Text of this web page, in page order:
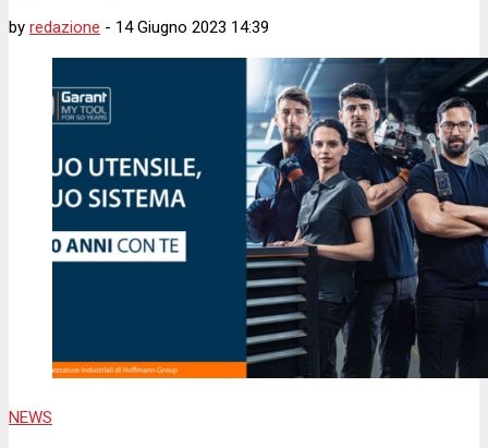
by redazione - 14 Giugno 2023 14:39
NEWS